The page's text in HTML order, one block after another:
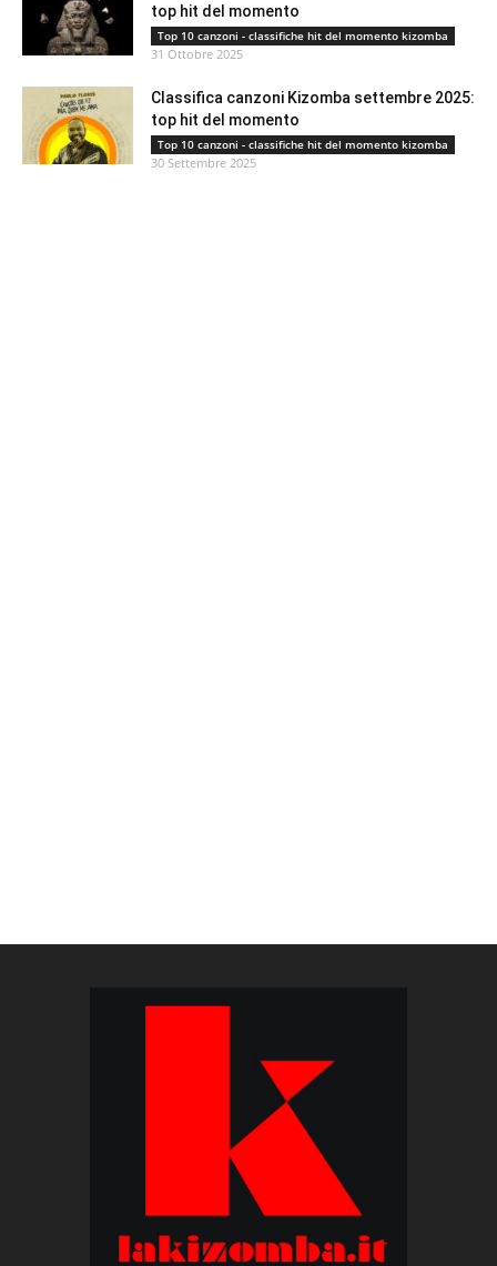
top hit del momento
Top 10 canzoni - classifiche hit del momento kizomba
31 Ottobre 2025
Classifica canzoni Kizomba settembre 2025:
top hit del momento
Top 10 canzoni - classifiche hit del momento kizomba
30 Settembre 2025